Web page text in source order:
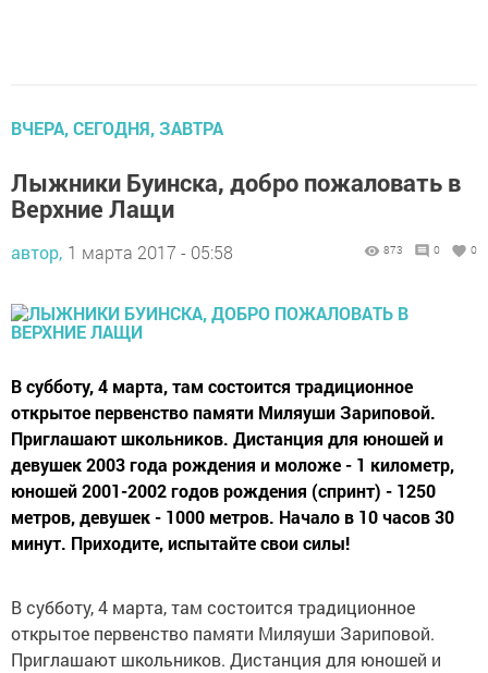
ВЧЕРА, СЕГОДНЯ, ЗАВТРА
Лыжники Буинска, добро пожаловать в
Верхние Лащи
автор, 1 марта 2017 - 05:58 873 0 0
В субботу, 4 марта, там состоится традиционное
открытое первенство памяти Миляуши Зариповой.
Приглашают школьников. Дистанция для юношей и
девушек 2003 года рождения и моложе - 1 километр,
юношей 2001-2002 годов рождения (спринт) - 1250
метров, девушек - 1000 метров. Начало в 10 часов 30
минут. Приходите, испытайте свои силы!
В субботу, 4 марта, там состоится традиционное
открытое первенство памяти Миляуши Зариповой.
Приглашают школьников. Дистанция для юношей и